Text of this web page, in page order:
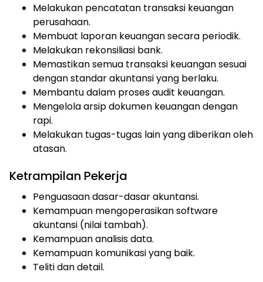
Melakukan pencatatan transaksi keuangan
perusahaan.
Membuat laporan keuangan secara periodik.
Melakukan rekonsiliasi bank.
Memastikan semua transaksi keuangan sesuai
dengan standar akuntansi yang berlaku.
Membantu dalam proses audit keuangan.
Mengelola arsip dokumen keuangan dengan
rapi.
Melakukan tugas-tugas lain yang diberikan oleh
atasan.
Ketrampilan Pekerja
Penguasaan dasar-dasar akuntansi.
Kemampuan mengoperasikan software
akuntansi (nilai tambah).
Kemampuan analisis data.
Kemampuan komunikasi yang baik.
Teliti dan detail.